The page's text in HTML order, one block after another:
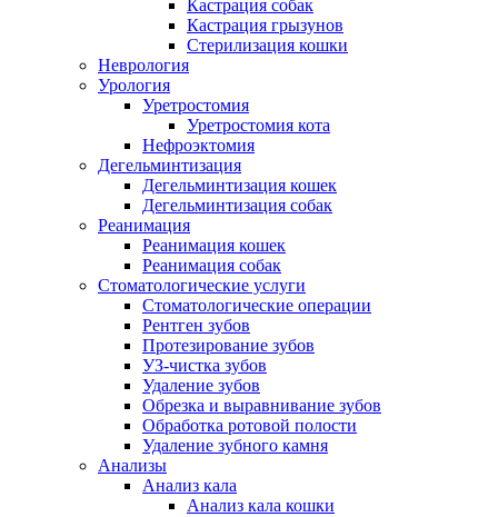
Кастрация собак
Кастрация грызунов
Стерилизация кошки
Неврология
Урология
Уретростомия
Уретростомия кота
Нефроэктомия
Дегельминтизация
Дегельминтизация кошек
Дегельминтизация собак
Реанимация
Реанимация кошек
Реанимация собак
Стоматологические услуги
Стоматологические операции
Рентген зубов
Протезирование зубов
УЗ-чистка зубов
Удаление зубов
Обрезка и выравнивание зубов
Обработка ротовой полости
Удаление зубного камня
Анализы
Анализ кала
Анализ кала кошки